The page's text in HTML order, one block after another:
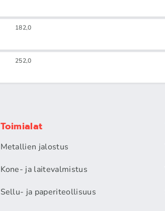
182,0
252,0
Toimialat
Metallien jalostus
Kone- ja laitevalmistus
Sellu- ja paperiteollisuus